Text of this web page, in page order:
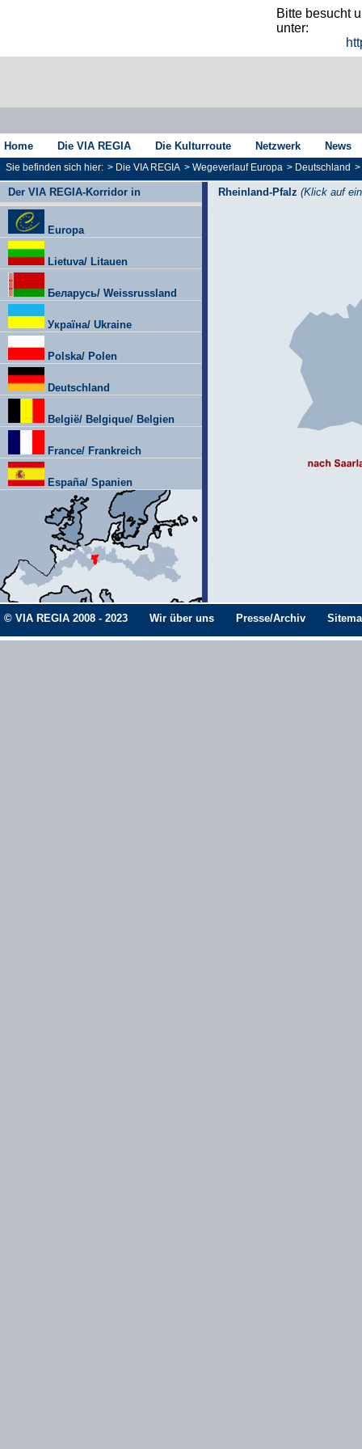
Bitte besucht
unter:
Home Die VIA REGIA Die Kulturroute Netzwerk News
Sie befinden sich hier: > Die VIA REGIA >Wegeverlauf Europa > Deutschland
Rheinland-Pfalz (Klick auf
Der VIA REGIA-Korridor in
Europa
Lietuva/ Litauen
Беларусь/ Weissrussland
Україна/ Ukraine
Polska/ Polen
Deutschland
België/ Belgique/ Belgien
France/ Frankreich
España/ Spanien
© VIA REGIA 2008 - 2023 Wir über uns Presse/Archiv